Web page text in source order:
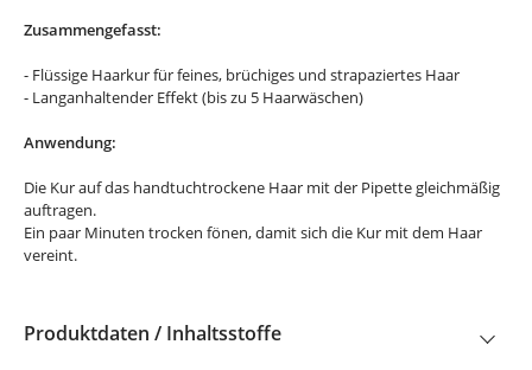
Zusammengefasst:
- Flüssige Haarkur für feines, brüchiges und strapaziertes Haar
- Langanhaltender Effekt (bis zu 5 Haarwäschen)
Anwendung:
Die Kur auf das handtuchtrockene Haar mit der Pipette gleichmäßig
auftragen.
Ein paar Minuten trocken fönen, damit sich die Kur mit dem Haar
vereint.
Produktdaten / Inhaltsstoffe